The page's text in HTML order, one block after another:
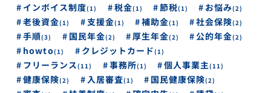
インボイス制度(1) 税金(1) 節税(1) お悩み(2)
老後資金(1) 支援金(1) 補助金(1) 社会保険(2)
手順(3) 国民年金(2) 厚生年金(2) 公的年金(2)
howto(1) クレジットカード(1)
フリーランス(11) 事務所(1) 個人事業主(11)
健康保険(2) 入居審査(1) 国民健康保険(2)